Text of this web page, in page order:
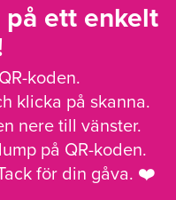
ett enkelt
koden.
klicka på skanna.
nere till vänster.
på QR-koden.
för din gåva. ❤️